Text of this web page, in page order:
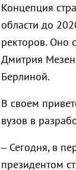
Концепция
области до
ректоров. Оно
Дмитрия
Берлиной.
В своем
вузов в
– Сегодня, в
президентом